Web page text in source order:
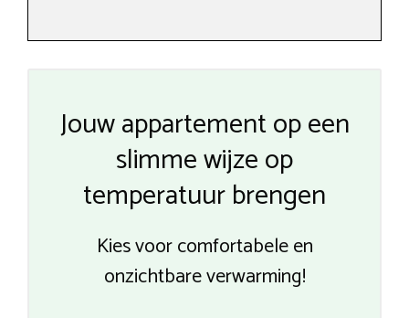
Jouw appartement op een
slimme wijze op
temperatuur brengen
Kies voor comfortabele en
onzichtbare verwarming!